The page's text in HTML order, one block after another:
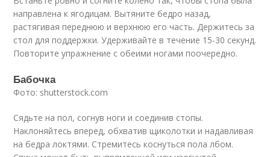
направлена к ягодицам. Вытяните бедро назад,
растягивая переднюю и верхнюю его часть. Держитесь за
стол для поддержки. Удерживайте в течение 15-30 секунд.
Повторите упражнение с обеими ногами поочередно.
Бабочка
Фото: shutterstock.com
Сядьте на пол, согнув ноги и соединив стопы.
Наклоняйтесь вперед, обхватив щиколотки и надавливая
на бедра локтями. Стремитесь коснуться пола лбом.